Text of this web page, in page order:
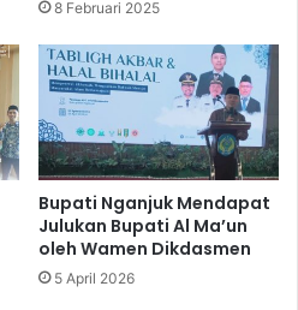
8 Februari 2025
Bupati Nganjuk Mendapat
Julukan Bupati Al Ma’un
oleh Wamen Dikdasmen
5 April 2026